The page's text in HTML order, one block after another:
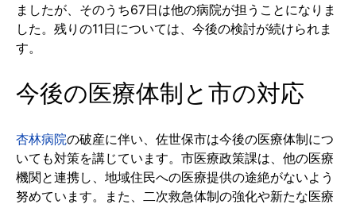
ましたが、そのうち67日は他の病院が担うことになりま
した。残りの11日については、今後の検討が続けられま
す。
今後の医療体制と市の対応
杏林病院の破産に伴い、佐世保市は今後の医療体制につ
いても対策を講じています。市医療政策課は、他の医療
機関と連携し、地域住民への医療提供の途絶がないよう
努めています。また、二次救急体制の強化や新たな医療